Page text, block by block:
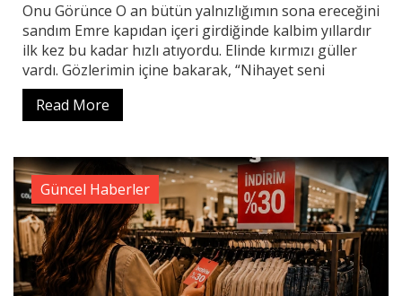
Onu Görünce O an bütün yalnızlığımın sona ereceğini
sandım Emre kapıdan içeri girdiğinde kalbim yıllardır
ilk kez bu kadar hızlı atıyordu. Elinde kırmızı güller
vardı. Gözlerimin içine bakarak, “Nihayet seni
Read More
Güncel Haberler